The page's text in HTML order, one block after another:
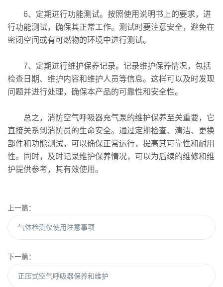
6、定期进行功能测试。按照使用说明书上的要求，进
行功能测试，确保其正常工作。测试时要注意安全，避免在
密闭空间或有可燃物的环境中进行测试。
7、定期进行维护保养记录。记录维护保养情况，包括
检查日期、维护内容和维护人员等信息。这样可以及时发现
问题并进行处理，确保本产品的可靠性和安全性。
总之，消防空气呼吸器充气泵的维护保养至关重要，它
直接关系到消防员的生命安全。通过定期检查、清洁、更换
部件和功能测试，可以确保正常运行，提高其可靠性和耐用
性。同时，及时记录维护保养情况，可以为后续的维修和维
护提供参考，其有效使用。
上一篇：
气体检测仪使用注意事项
下一篇：
正压式空气呼吸器保养和维护